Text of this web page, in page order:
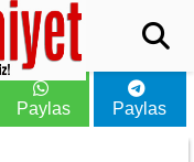
Paylas Paylas